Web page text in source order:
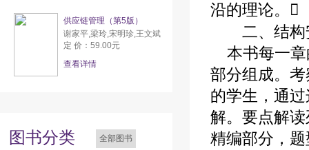
供应链管理（第5版）
谢家平,梁玲,宋明珍,王文斌
定 价：59.00元
查看详情
图书分类 全部图书
沿的理论。
二、结构
本书每一章
部分组成。
的学生，通
解。要点解
精编部分，